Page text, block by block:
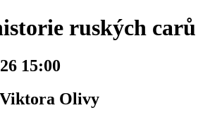
ruských carů
15:00
Olivy